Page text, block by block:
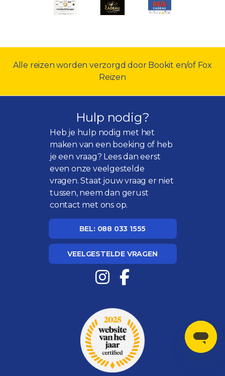
Alle reizen worden verzorgd door Bookit en/of Fox
Reizen
Hulp nodig?
Heb je hulp nodig met het
maken van een boeking of heb
je een vraag? Lees dan eerst
even onzeveelgestelde
vragen. Staat jouw vraag er niet
tussen, neem dan gerust
contact met ons op.
BEL: 088 033 1555
VEELGESTELDE VRAGEN